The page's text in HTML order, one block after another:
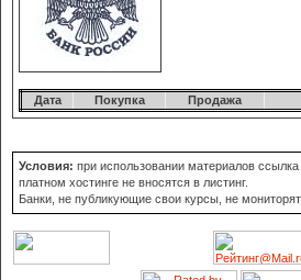
Дата Покупка Продажа
Условия: при использовании материалов
платном хостинге не вносятся в листинг.
Банки, не публикующие свои курсы, не